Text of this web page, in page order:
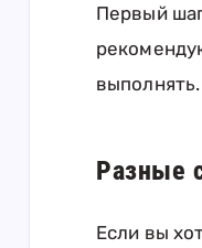
Первый
Разные
Если вы